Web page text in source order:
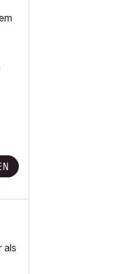
als